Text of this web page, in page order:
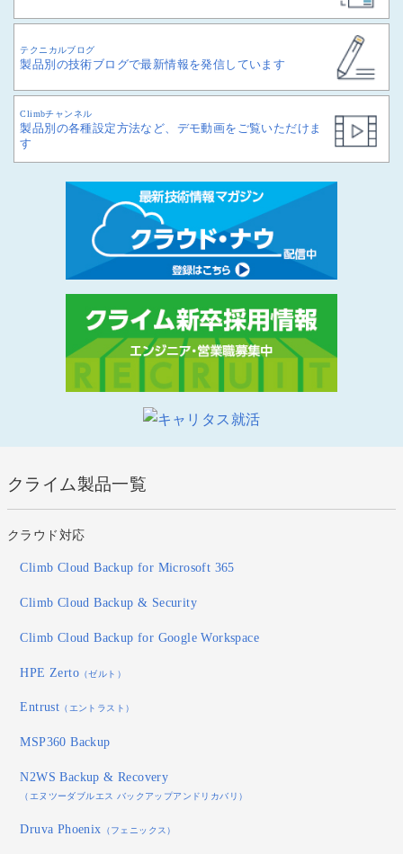
テクニカルブログ
製品別の技術ブログで最新情報を発信しています
Climbチャンネル
製品別の各種設定方法など、デモ動画をご覧いただけま
す
クライム製品一覧
クラウド対応
Climb Cloud Backup for Microsoft 365
Climb Cloud Backup & Security
Climb Cloud Backup for Google Workspace
HPE Zerto （ゼルト）
Entrust （エントラスト）
MSP360 Backup
N2WS Backup & Recovery
（エヌツーダブルエス バックアップアンドリカバリ）
Druva Phoenix （フェニックス）